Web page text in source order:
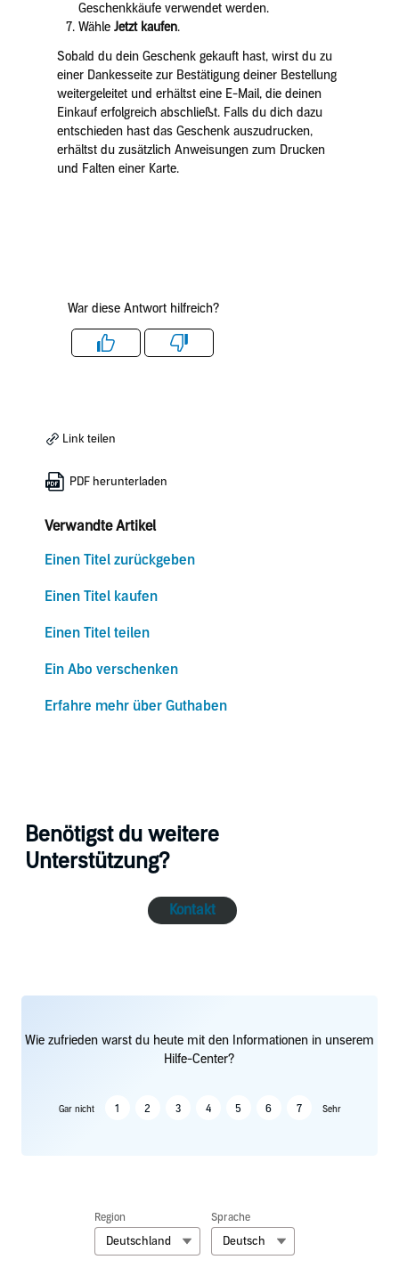
Geschenkkäufe verwendet werden.
Wähle Jetzt kaufen.
Sobald du dein Geschenk gekauft hast, wirst du zu
einer Dankesseite zur Bestätigung deiner Bestellung
weitergeleitet und erhältst eine E-Mail, die deinen
Einkauf erfolgreich abschließt. Falls du dich dazu
entschieden hast das Geschenk auszudrucken,
erhältst du zusätzlich Anweisungen zum Drucken
und Falten einer Karte.
War diese Antwort hilfreich?
Like Dislike
Link teilen
PDF herunterladen
Verwandte Artikel
Einen Titel zurückgeben
Einen Titel kaufen
Einen Titel teilen
Ein Abo verschenken
Erfahre mehr über Guthaben
Benötigst du weitere
Unterstützung?
Kontakt
Wie zufrieden warst du heute mit den Informationen in unserem
Hilfe-Center?
Gar nicht 1 2 3 4 5 6 7 Sehr
Region
Deutschland
Sprache
Deutsch